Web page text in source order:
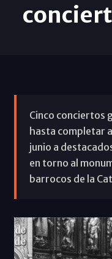
Cinco conciertos
hasta completar
junio a
en torno al
barrocos de la